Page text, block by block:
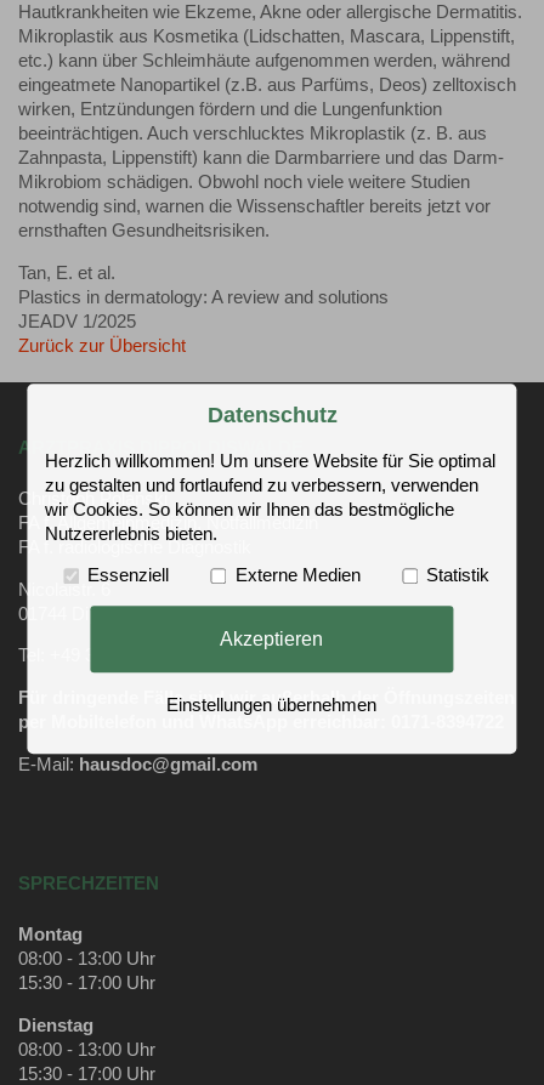
Hautkrankheiten wie Ekzeme, Akne oder allergische Dermatitis.
Mikroplastik aus Kosmetika (Lidschatten, Mascara, Lippenstift,
etc.) kann über Schleimhäute aufgenommen werden, während
eingeatmete Nanopartikel (z.B. aus Parfüms, Deos) zelltoxisch
wirken, Entzündungen fördern und die Lungenfunktion
beeinträchtigen. Auch verschlucktes Mikroplastik (z. B. aus
Zahnpasta, Lippenstift) kann die Darmbarriere und das Darm-
Mikrobiom schädigen. Obwohl noch viele weitere Studien
notwendig sind, warnen die Wissenschaftler bereits jetzt vor
ernsthaften Gesundheitsrisiken.
Tan, E. et al.
Plastics in dermatology: A review and solutions
JEADV 1/2025
Zurück zur Übersicht
ARZTPRAXIS DIPPOLDISWALDE
Christoph Polański
FA f. Allgemeinmedizin, Notfallmedizin
FA f. radiologische Diagnostik
Nicolaistr. 6
01744 Dippoldiswalde
Tel: +49 3504 611320
Für dringende Fälle sind wir außerhalb der Öffnungszeiten
per Mobiltelefon und WhatsApp erreichbar: 0171-8394722
E-Mail: hausdoc@gmail.com
SPRECHZEITEN
Montag
08:00 - 13:00 Uhr
15:30 - 17:00 Uhr
Dienstag
08:00 - 13:00 Uhr
15:30 - 17:00 Uhr
Datenschutz
Herzlich willkommen! Um unsere Website für Sie optimal
zu gestalten und fortlaufend zu verbessern, verwenden
wir Cookies. So können wir Ihnen das bestmögliche
Nutzererlebnis bieten.
Essenziell Externe Medien Statistik
Akzeptieren
Einstellungen übernehmen